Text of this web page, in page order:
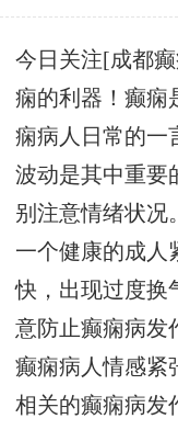
今日关注[成都
痫的利器！癫痫
痫病人日常的一
波动是其中重要
别注意情绪状况。
一个健康的成人
快，出现过度换
意防止癫痫病发
癫痫病人情感紧
相关的癫痫病发